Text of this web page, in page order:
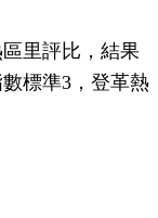
里評比，結果
標準3，登革熱